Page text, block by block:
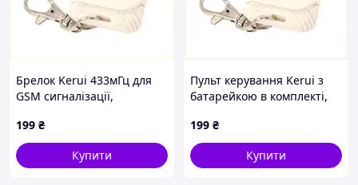
Брелок Kerui 433мГц для
GSM сигналізації,
199 ₴
Купити
Пульт керування Kerui з
батарейкою в комплекті,
199 ₴
Купити